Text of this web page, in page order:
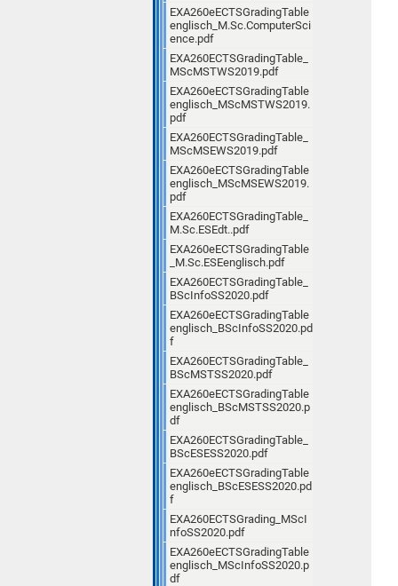
EXA260eECTSGradingTable
englisch_M.Sc.ComputerSci
ence.pdf
EXA260ECTSGradingTable_
MScMSTWS2019.pdf
EXA260eECTSGradingTable
englisch_MScMSTWS2019.
pdf
EXA260ECTSGradingTable_
MScMSEWS2019.pdf
EXA260eECTSGradingTable
englisch_MScMSEWS2019.
pdf
EXA260ECTSGradingTable_
M.Sc.ESEdt..pdf
EXA260eECTSGradingTable
_M.Sc.ESEenglisch.pdf
EXA260ECTSGradingTable_
BScInfoSS2020.pdf
EXA260eECTSGradingTable
englisch_BScInfoSS2020.pd
f
EXA260ECTSGradingTable_
BScMSTSS2020.pdf
EXA260eECTSGradingTable
englisch_BScMSTSS2020.p
df
EXA260ECTSGradingTable_
BScESESS2020.pdf
EXA260eECTSGradingTable
englisch_BScESESS2020.pd
f
EXA260ECTSGrading_MScI
nfoSS2020.pdf
EXA260eECTSGradingTable
englisch_MScInfoSS2020.p
df